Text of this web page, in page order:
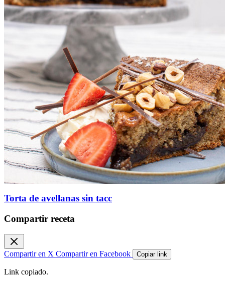
Torta de avellanas sin tacc
Compartir receta
Compartir en X Compartir en Facebook Copiar link
Link copiado.